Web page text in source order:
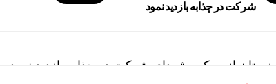
شرکت در چذابه بازدید نمود
از موکب شهدای شرکت در چذابه بازدید نمود